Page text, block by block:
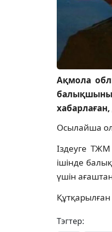
Ақмола
Осылайша ол
Іздеуге
ішінде
үшін
Тэгтер: